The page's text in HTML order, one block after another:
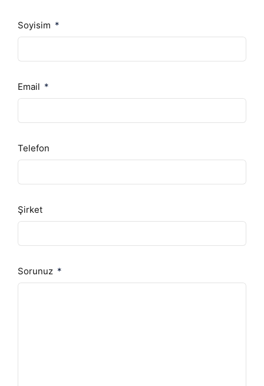
Soyisim
Email
Telefon
Şirket
Sorunuz